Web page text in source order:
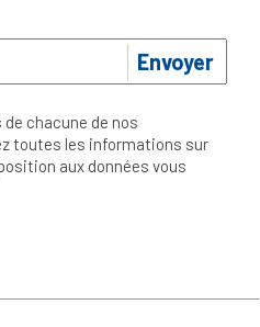
Envoyer
chacune de nos
toutes les informations sur
aux données vous